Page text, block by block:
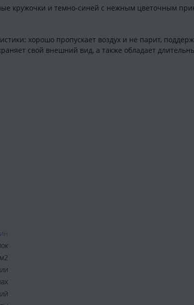
кружочки и темно-синей с нежным цветочным
хорошо пропускает воздух и не парит,
свой внешний вид, а также обладает